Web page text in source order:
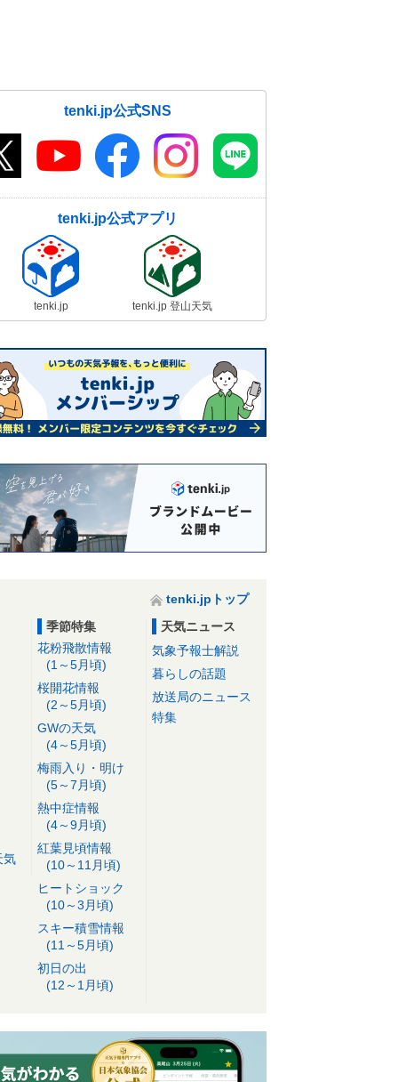
tenki.jp公式SNS
tenki.jp公式アプリ
tenki.jp tenki.jp 登山天気
tenki.jpトップ
気
季節特集
花粉飛散情報
(1～5月頃)
桜開花情報
(2～5月頃)
GWの天気
(4～5月頃)
梅雨入り・明け
(5～7月頃)
熱中症情報
(4～9月頃)
紅葉見頃情報
(10～11月頃)
ヒートショック
(10～3月頃)
スキー積雪情報
(11～5月頃)
初日の出
(12～1月頃)
天気ニュース
気象予報士解説
暮らしの話題
放送局のニュース
特集